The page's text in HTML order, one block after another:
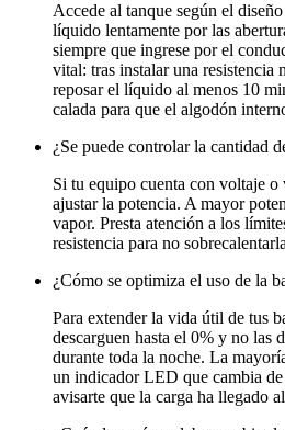
Accede al tanque según el
líquido lentamente por las
siempre que ingrese por el
vital: tras instalar una resistencia
reposar el líquido al menos 10
calada para que el algodón
¿Se puede controlar la cantidad
Si tu equipo cuenta con voltaje o
ajustar la potencia. A mayor
vapor. Presta atención a los
resistencia para no
¿Cómo se optimiza el uso de la
Para extender la vida útil de tus
descarguen hasta el 0% y no las
durante toda la noche. La
un indicador LED que cambia de
avisarte que la carga ha llegado